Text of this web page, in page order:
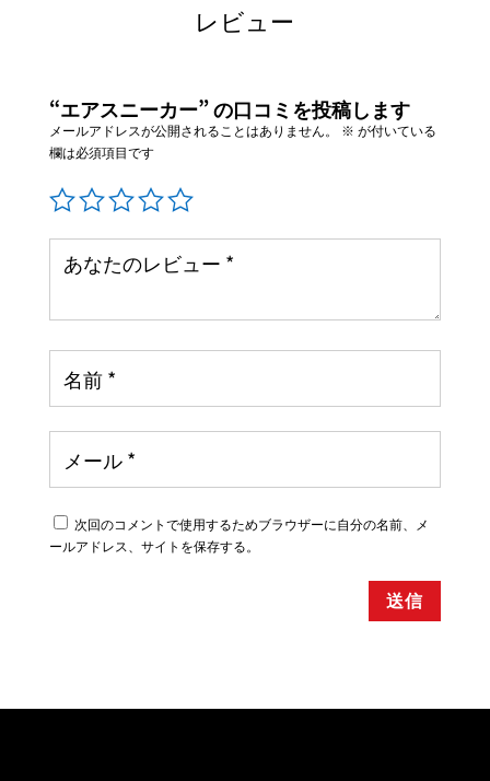
レビュー
“エアスニーカー” の口コミを投稿します
メールアドレスが公開されることはありません。 ※ が付いている
欄は必須項目です
次回のコメントで使用するためブラウザーに自分の名前、メ
ールアドレス、サイトを保存する。
送信